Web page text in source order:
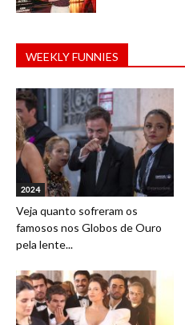
WEEKLY FUNNIES
2024
Veja quanto sofreram os
famosos nos Globos de Ouro
pela lente...